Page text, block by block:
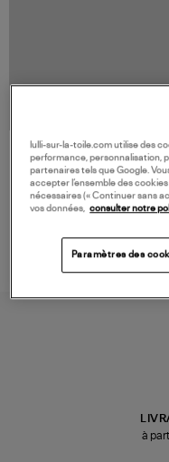
480,00 €
JEROME DREYFUSS
Sac Bobi S Cuir Lamé
Champagne
à
lulli-sur-la-toile.com utilise des
performance, personnalisation,
partenaires tels que Google.
accepter l’ensemble des
nécessaires (« Continuer sans
vos données, consulter notre
Paramètres des